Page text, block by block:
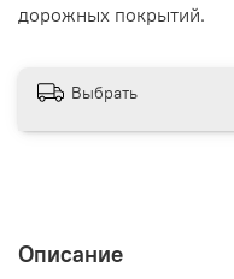
дорожных покрытий.
Выбрать
Описание